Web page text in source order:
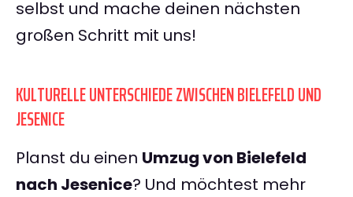
selbst und mache deinen nächsten
großen Schritt mit uns!
KULTURELLE UNTERSCHIEDE ZWISCHEN BIELEFELD UND
JESENICE
Planst du einen Umzug von Bielefeld
nach Jesenice? Und möchtest mehr